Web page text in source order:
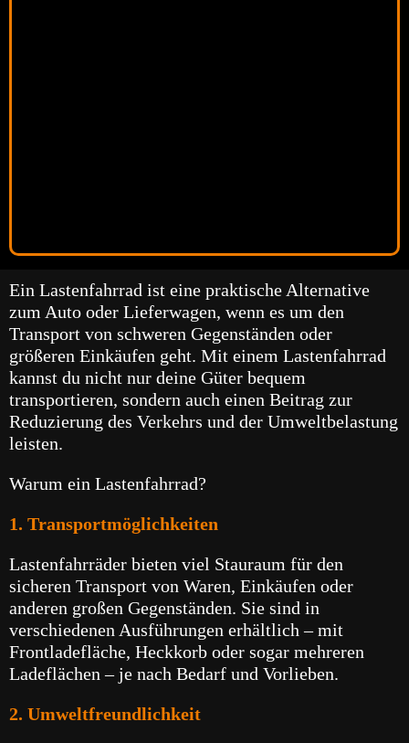
Ein Lastenfahrrad ist eine praktische Alternative
zum Auto oder Lieferwagen, wenn es um den
Transport von schweren Gegenständen oder
größeren Einkäufen geht. Mit einem Lastenfahrrad
kannst du nicht nur deine Güter bequem
transportieren, sondern auch einen Beitrag zur
Reduzierung des Verkehrs und der Umweltbelastung
leisten.
Warum ein Lastenfahrrad?
1. Transportmöglichkeiten
Lastenfahrräder bieten viel Stauraum für den
sicheren Transport von Waren, Einkäufen oder
anderen großen Gegenständen. Sie sind in
verschiedenen Ausführungen erhältlich – mit
Frontladefläche, Heckkorb oder sogar mehreren
Ladeflächen – je nach Bedarf und Vorlieben.
2. Umweltfreundlichkeit